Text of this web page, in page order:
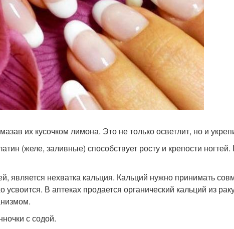
их кусочком лимона. Это не только осветлит, но и
(желе, заливные) способствует росту и крепости
является нехватка кальция. Кальций нужно принимать
В аптеках продается органический кальций из
с содой.